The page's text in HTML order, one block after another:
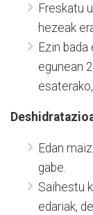
Freskatu
hezeak
Ezin
egunean
Edan
gabe.
Saihestu
edariak,